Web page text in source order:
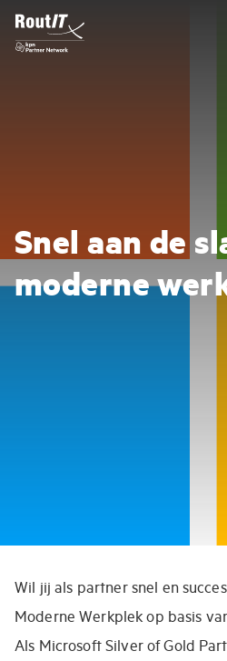
Snel aan de
moderne
Wil jij als partner snel en
Moderne Werkplek op basis
Als Microsoft Silver of Gold